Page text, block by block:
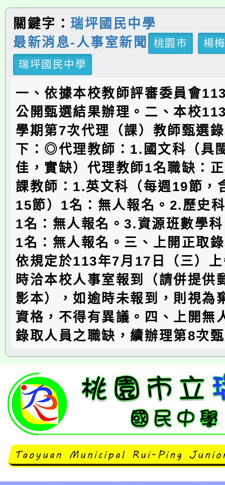
關鍵字： 瑞坪國民中學
最新消息-人事室新聞
桃園市
楊
瑞坪國民中學
一、依據本校教師評審委員會
公開甄選結果辦理。二、本校
學期第7次代理（課）教師甄選
下：◎代理教師：1.國文科（具
佳，實缺）代理教師1名職缺：
課教師：1.英文科（每週19節，
15節）1名：無人報名。2.歷史
1名：無人報名。3.資源班數學
1名：無人報名。三、上開正取
依規定於113年7月17日（三）
時洽本校人事室報到（請併提供
影本），如逾時未報到，則視為
資格，不得有異議。四、上開無
錄取人員之職缺，續辦理第8次